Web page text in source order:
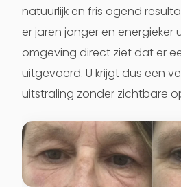
natuurlijk en fris ogend
er jaren jonger en energieker
omgeving direct ziet dat er
uitgevoerd. U krijgt dus een
uitstraling zonder zichtbare